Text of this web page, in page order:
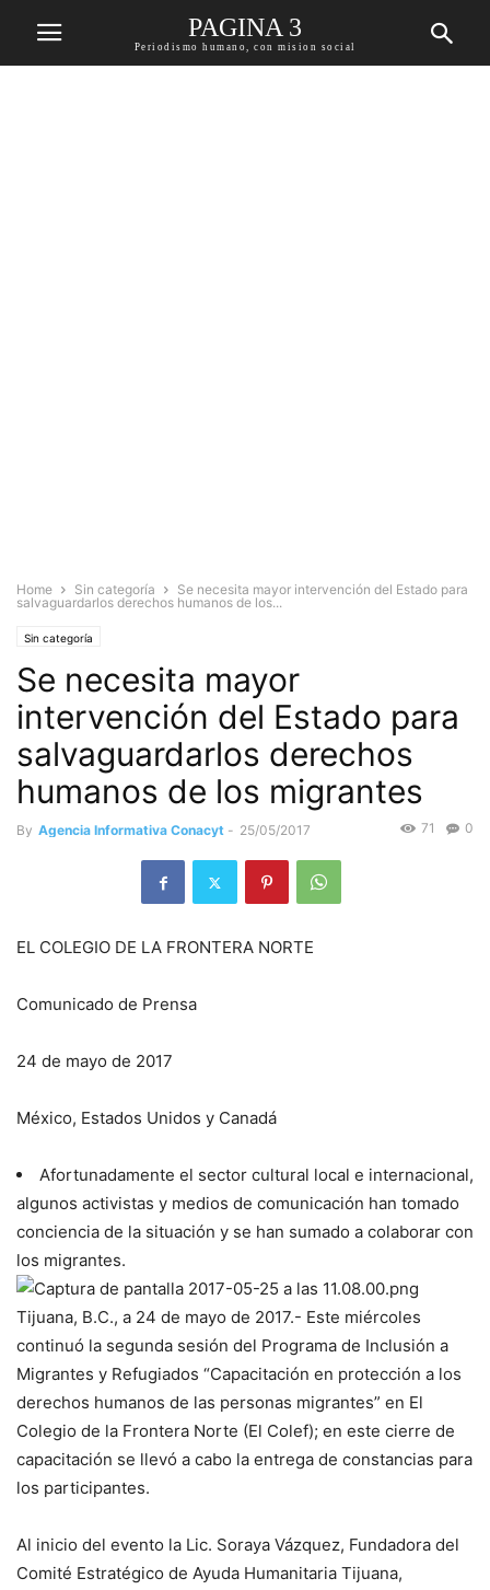
PAGINA 3
Periodismo humano, con mision social
Home Sin categoría
Se necesita mayor intervención del Estado para
salvaguardarlos derechos humanos de los...
Sin categoría
Se necesita mayor
intervención del Estado para
salvaguardarlos derechos
humanos de los migrantes
By Agencia Informativa Conacyt - 25/05/2017 0
71
EL COLEGIO DE LA FRONTERA NORTE
Comunicado de Prensa
24 de mayo de 2017
México, Estados Unidos y Canadá
Afortunadamente el sector cultural local e internacional,
algunos activistas y medios de comunicación han tomado
conciencia de la situación y se han sumado a colaborar con
los migrantes.
Tijuana, B.C., a 24 de mayo de 2017.- Este miércoles
continuó la segunda sesión del Programa de Inclusión a
Migrantes y Refugiados “Capacitación en protección a los
derechos humanos de las personas migrantes” en El
Colegio de la Frontera Norte (El Colef); en este cierre de
capacitación se llevó a cabo la entrega de constancias para
los participantes.
Al inicio del evento la Lic. Soraya Vázquez, Fundadora del
Comité Estratégico de Ayuda Humanitaria Tijuana,